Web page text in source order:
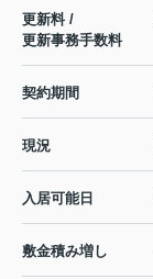
更新料 /
更新事務手数料
契約期間
現況
入居可能日
敷金積み増し